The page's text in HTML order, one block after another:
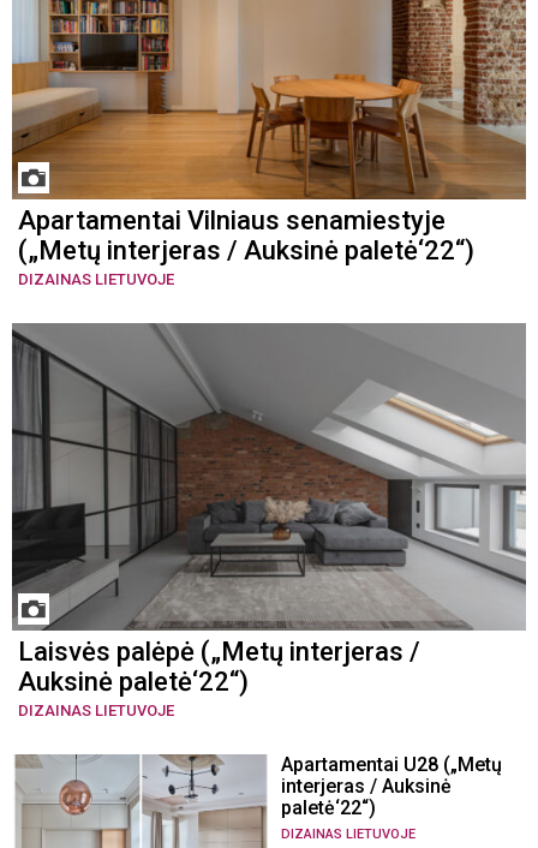
Apartamentai Vilniaus senamiestyje
(„Metų interjeras / Auksinė paletė‘22“)
DIZAINAS LIETUVOJE
Laisvės palėpė („Metų interjeras /
Auksinė paletė‘22“)
DIZAINAS LIETUVOJE
Apartamentai U28 („Metų
interjeras / Auksinė
paletė‘22“)
DIZAINAS LIETUVOJE